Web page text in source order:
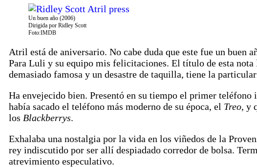
Un buen año (2006)
Dirigida por Ridley Scott
Foto:IMDB
Atril está de aniversario. No cabe duda que este fue un buen
Para Luli y su equipo mis felicitaciones. El título de esta
demasiado famosa y un desastre de taquilla, tiene la
Ha envejecido bien. Presentó en su tiempo el primer teléfono
había sacado el teléfono más moderno de su época, el Treo, y
los Blackberrys.
Exhalaba una nostalgia por la vida en los viñedos de la
rey indiscutido por ser allí despiadado corredor de bolsa.
atrevimiento especulativo.